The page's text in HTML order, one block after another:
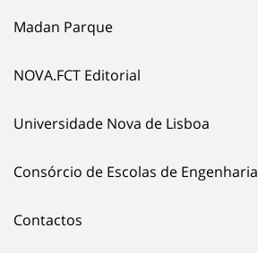
Madan Parque
NOVA.FCT Editorial
Universidade Nova de Lisboa
Consórcio de Escolas de Engenharia
Contactos